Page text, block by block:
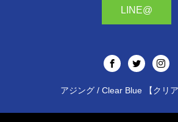
LINE@
アジング / Clear Blue 【クリア